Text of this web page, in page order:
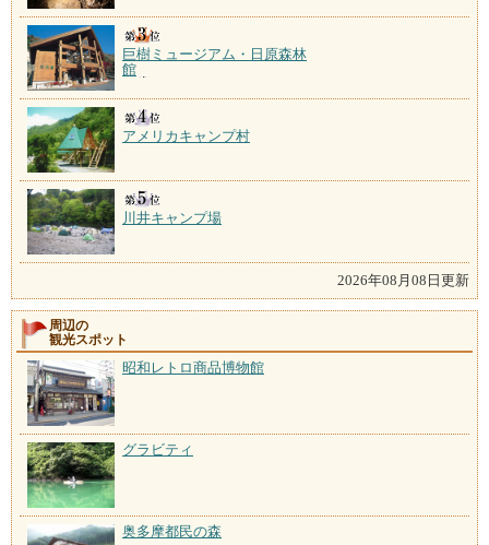
巨樹ミュージアム・日原森林
館
アメリカキャンプ村
川井キャンプ場
2026年08月08日更新
周辺の
観光スポット
昭和レトロ商品博物館
グラビティ
奥多摩都民の森